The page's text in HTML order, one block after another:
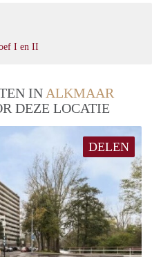
I en II
IN ALKMAAR
DEZE LOCATIE
DELEN